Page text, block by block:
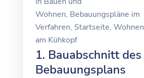
Wohnen‚ Bebauungspläne im
Verfahren‚ Startseite‚ Wohnen
am Kühkopf
1. Bauabschnitt des
Bebauungsplans